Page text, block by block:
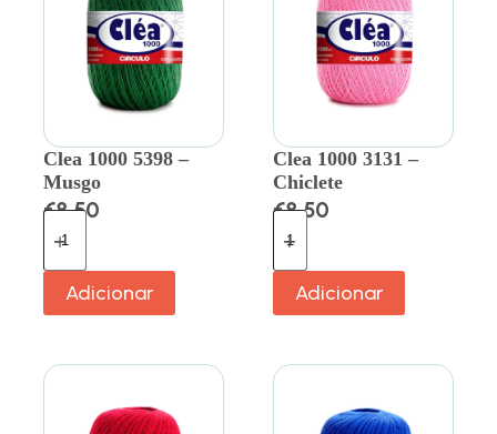
Clea 1000 5398 –
Musgo
€8.50
Adicionar
Clea 1000 3131 –
Chiclete
€8.50
Adicionar